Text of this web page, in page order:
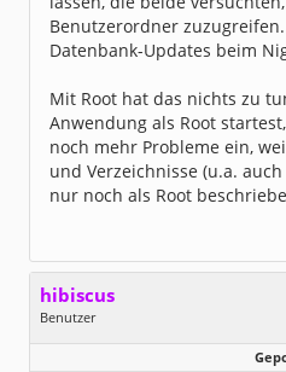
Benutzerordner
Datenbank-Updates beim
Mit Root hat das nichts zu
Anwendung als Root
noch mehr Probleme ein,
und Verzeichnisse (u.a.
nur noch als Root
hibiscus
Benutzer
Geschlecht:
keine Angabe